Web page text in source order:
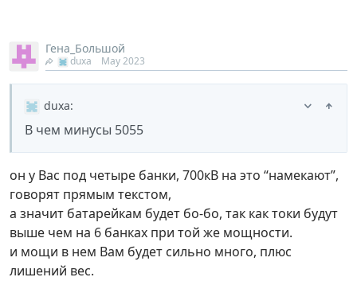
Гена_Большой
duxa May 2023
duxa:
В чем минусы 5055
он у Вас под четыре банки, 700кВ на это “намекают”,
говорят прямым текстом,
а значит батарейкам будет бо-бо, так как токи будут
выше чем на 6 банках при той же мощности.
и мощи в нем Вам будет сильно много, плюс
лишений вес.